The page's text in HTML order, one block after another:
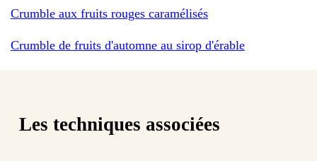
Crumble aux fruits rouges caramélisés
Crumble de fruits d'automne au sirop d'érable
Les techniques associées